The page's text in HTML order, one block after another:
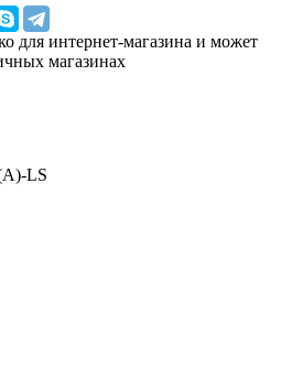
для интернет-магазина и может
магазинах
LS